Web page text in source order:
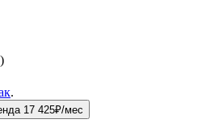
.
17 425₽/мес